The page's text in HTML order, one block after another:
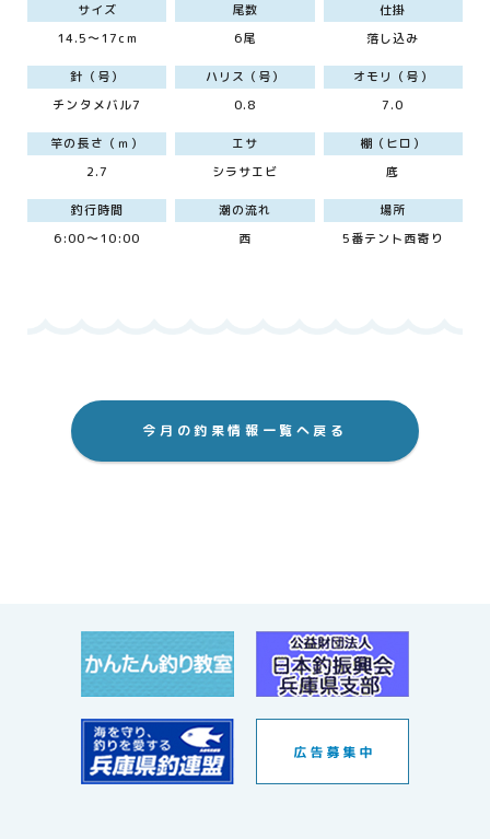
サイズ
14.5～17cm
尾数
6尾
仕掛
落し込み
針（号）
チンタメバル7
ハリス（号）
0.8
オモリ（号）
7.0
竿の長さ（ｍ）
2.7
エサ
シラサエビ
棚（ヒロ）
底
釣行時間
6:00～10:00
潮の流れ
西
場所
5番テント西寄り
今月の釣果情報一覧へ戻る